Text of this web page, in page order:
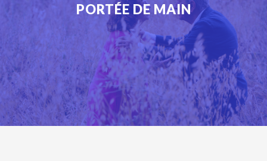
PORTÉE DE MAIN